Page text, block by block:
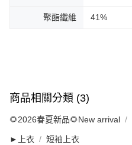
聚酯纖維 41%
商品相關分類 (3)
🌻2026春夏新品🌻New arrival
►上衣 短袖上衣